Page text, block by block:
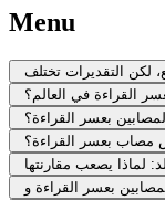
Menu
لكن التقديرات تختلف
القراءة في العالم؟
بعسر القراءة؟
لماذا يصعب مقارنتها